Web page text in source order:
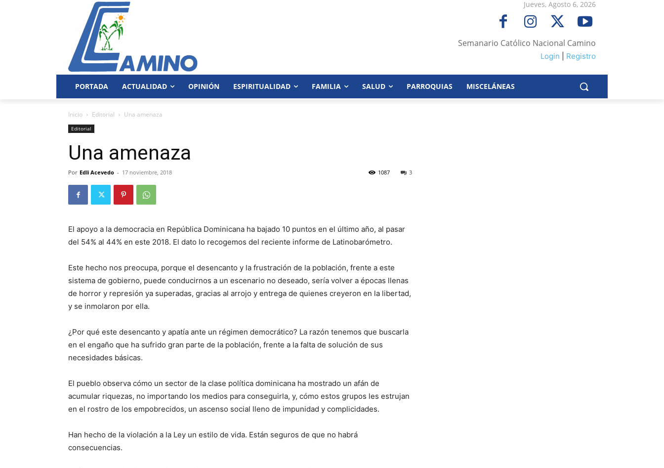
Jueves, Agosto 6, 2026
Semanario Católico Nacional Camino
Login Registro
PORTADA ACTUALIDAD OPINIÓN ESPIRITUALIDAD FAMILIA SALUD PARROQUIAS MISCELÁNEAS
Inicio Editorial Una amenaza
Editorial
Una amenaza
Por Edli Acevedo - 17 noviembre, 2018 3
1087
El apoyo a la democracia en República Domini­cana ha bajado 10 puntos en el último año, al pasar
del 54% al 44% en este 2018. El dato lo recogemos del reciente informe de Latinobarómetro.
Este hecho nos preocupa, porque el desencanto y la frustración de la pobla­ción, frente a este
sistema de gobierno, puede condu­cirnos a un escenario no deseado, sería volver a épocas llenas
de horror y represión ya superadas, gracias al arrojo y entrega de quienes cre­yeron en la libertad,
y se inmolaron por ella.
¿Por qué este desencanto y apatía ante un régimen democrático? La razón ­tenemos que buscarla
en el engaño que ha sufrido gran parte de la población, frente a la falta de solución de sus
necesidades básicas.
El pueblo observa cómo un sector de la clase política dominicana ha mostrado un afán de
acumular rique­zas, no importando los medios para conseguirla, y, cómo estos grupos les estrujan
en el rostro de los empobrecidos, un ascenso social lleno de impunidad y complicidades.
Han hecho de la viola­ción a la Ley un estilo de vida. Están seguros de que no habrá
consecuencias.